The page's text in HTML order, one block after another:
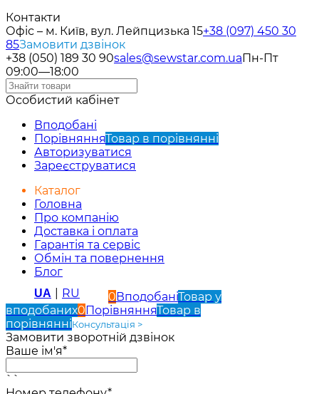
Контакти
Офіс – м. Київ, вул. Лейпцизька 15+38 (097) 450 30
85Замовити дзвінок
+38 (050) 189 30 90sales@sewstar.com.uaПн-Пт
09:00—18:00
Особистий кабінет
Вподобані
ПорівнянняТовар в порівнянні
Авторизуватися
Зареєструватися
Каталог
Головна
Про компанію
Доставка і оплата
Гарантія та сервіс
Обмін та повернення
Блог
UA RU 0ВподобаніТовар у
вподобаних0ПорівнянняТовар в
порівнянніКонсультація >
Замовити зворотній дзвінок
Ваше ім'я*
``